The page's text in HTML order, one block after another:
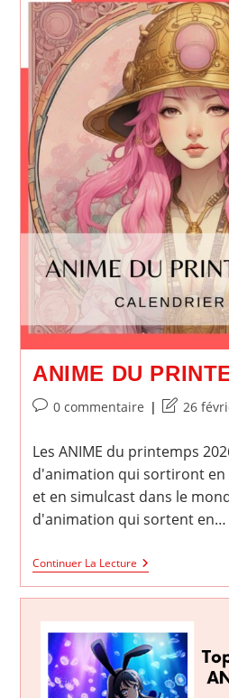
Spoils
Me
Rotten
Saison
2
ANIME DU
Commentaires
la
0 commentaire
Dernière
26
Les ANIME du printemps
d'animation qui sortiront en
et en simulcast dans le
d'animation qui sortent en…
Continuer La LectureANIME
Du
Printemps